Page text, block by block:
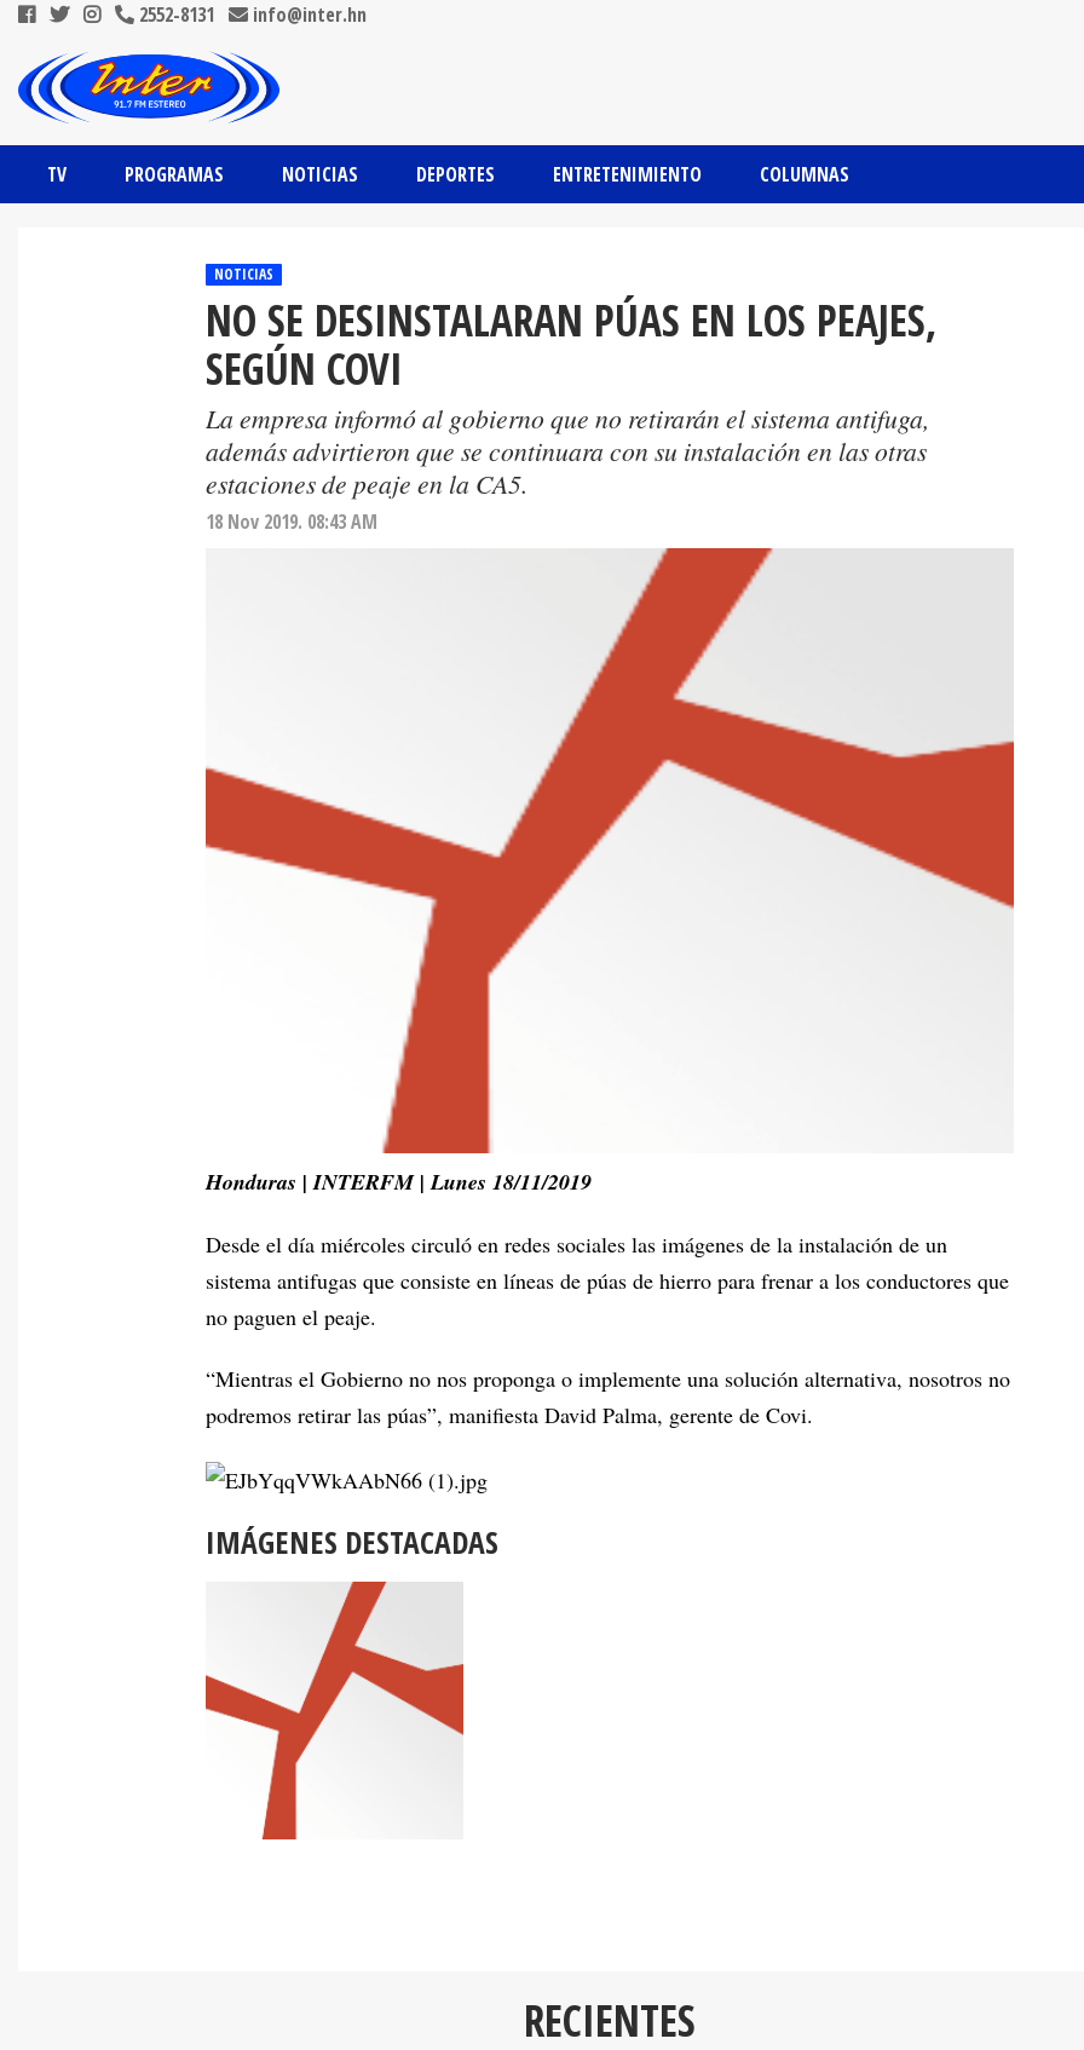
2552-8131 info@inter.hn
TV PROGRAMAS NOTICIAS DEPORTES ENTRETENIMIENTO COLUMNAS
NOTICIAS
NO SE DESINSTALARAN PÚAS EN LOS PEAJES,
SEGÚN COVI
La empresa informó al gobierno que no retirarán el sistema antifuga,
además advirtieron que se continuara con su instalación en las otras
estaciones de peaje en la CA5.
18 Nov 2019. 08:43 AM
Honduras | INTERFM | Lunes 18/11/2019
Desde el día miércoles circuló en redes sociales las imágenes de la instalación de un
sistema antifugas que consiste en líneas de púas de hierro para frenar a los conductores que
no paguen el peaje.
“Mientras el Gobierno no nos proponga o implemente una solución alternativa, nosotros no
podremos retirar las púas”, manifiesta David Palma, gerente de Covi.
IMÁGENES DESTACADAS
RECIENTES